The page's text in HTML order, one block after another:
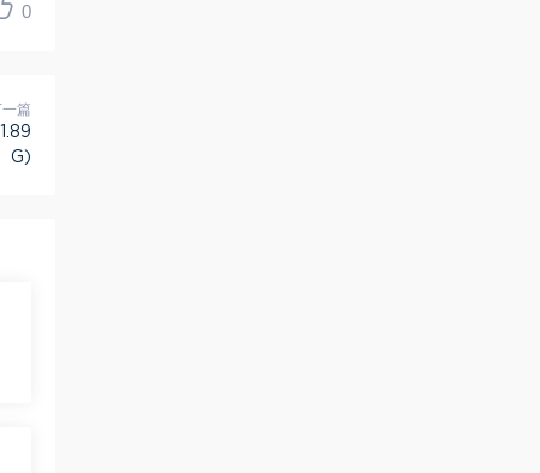
0
篇
G)